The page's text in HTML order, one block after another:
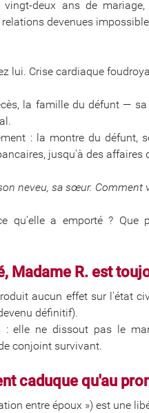
deux ans de
devenues
lui. Crise cardiaque
la famille du défunt — sa
: la montre du défunt,
jusqu'à des affaires
neveu, sa sœur.
qu'elle a emporté ? Que
Madame R. est
aucun effet sur l'état
définitif).
elle ne dissout pas le
conjoint survivant.
caduque qu'au
entre époux ») est une